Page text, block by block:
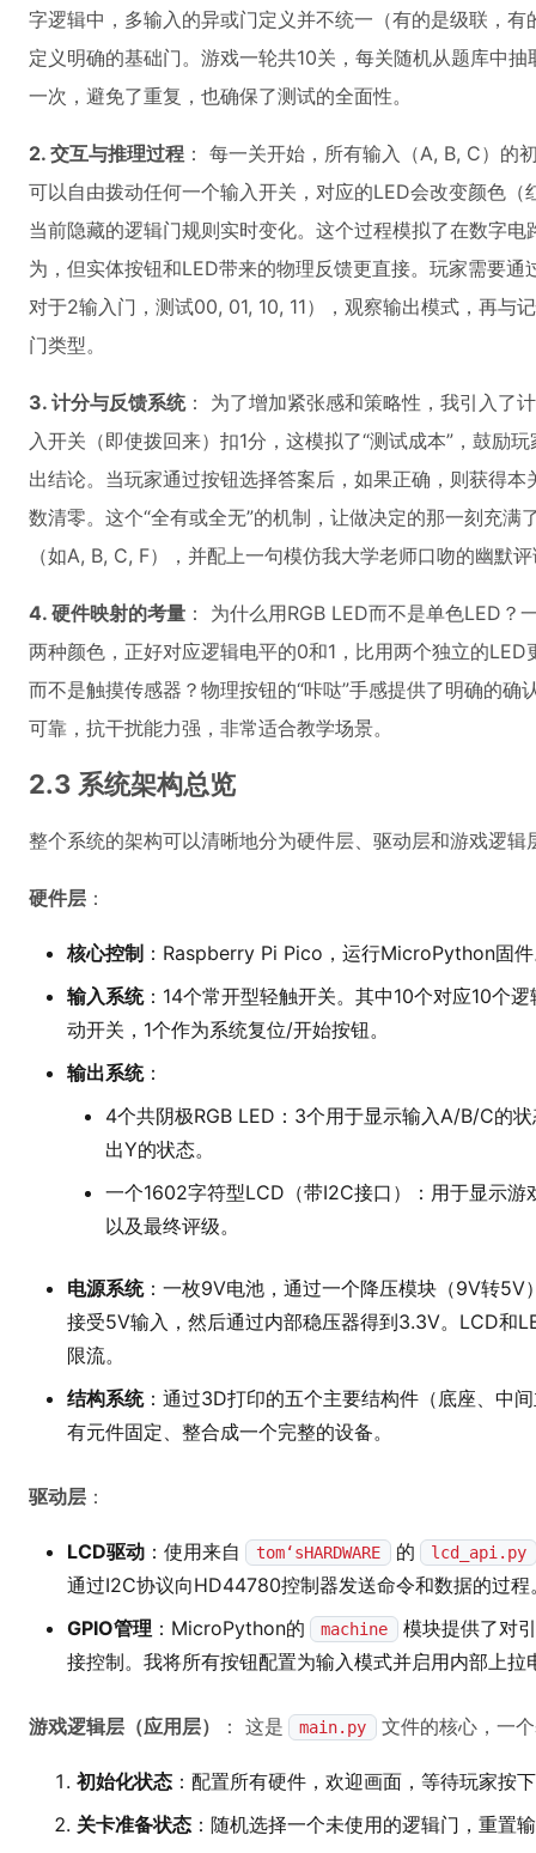
字逻辑中，多输入的异或门定义并不统一（有的是级联，
定义明确的基础门。游戏一轮共10关，每关随机从题库中
一次，避免了重复，也确保了测试的全面性。
2. 交互与推理过程 ： 每一关开始，所有输入（A, B, C）的
可以自由拨动任何一个输入开关，对应的LED会改变颜色
当前隐藏的逻辑门规则实时变化。这个过程模拟了在数字
为，但实体按钮和LED带来的物理反馈更直接。玩家需要
对于2输入门，测试00, 01, 10, 11），观察输出模式，再与
门类型。
3. 计分与反馈系统： 为了增加紧张感和策略性，我引入了
入开关（即使拨回来）扣1分，这模拟了“测试成本”，鼓励
出结论。当玩家通过按钮选择答案后，如果正确，则获得
数清零。这个“全有或全无”的机制，让做决定的那一刻充
（如A, B, C, F），并配上一句模仿我大学老师口吻的幽默
4. 硬件映射的考量 ： 为什么用RGB LED而不是单色LED
两种颜色，正好对应逻辑电平的0和1，比用两个独立的
而不是触摸传感器？物理按钮的“咔哒”手感提供了明确的
可靠，抗干扰能力强，非常适合教学场景。
2.3 系统架构总览
整个系统的架构可以清晰地分为硬件层、驱动层和游戏逻辑
硬件层 ：
核心控制 ：Raspberry Pi Pico，运行MicroPython固
输入系统：14个常开型轻触开关。其中10个对应10个
动开关，1个作为系统复位/开始按钮。
输出系统：
4个共阴极RGB LED：3个用于显示输入A/B/C的
出Y的状态。
一个1602字符型LCD（带I2C接口）：用于显示
以及最终评级。
电源系统：一枚9V电池，通过一个降压模块（9V转
接受5V输入，然后通过内部稳压器得到3.3V。LCD和
限流。
结构系统：通过3D打印的五个主要结构件（底座、中
有元件固定、整合成一个完整的设备。
驱动层 ：
LCD驱动 ：使用来自 tom‘sHARDWARE 的 lcd_api.py
通过I2C协议向HD44780控制器发送命令和数据的过程
GPIO管理 ：MicroPython的 machine
模块提供了对
接控制。我将所有按钮配置为输入模式并启用内部上
游戏逻辑层（应用层） ： 这是 main.py 文件的核心，一
初始化状态 ：配置所有硬件，欢迎画面，等待玩家按
关卡准备状态 ：随机选择一个未使用的逻辑门，重置